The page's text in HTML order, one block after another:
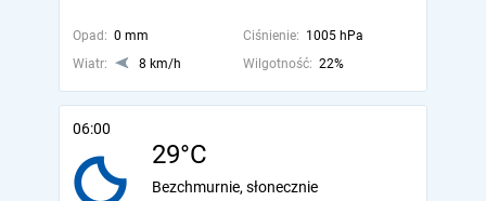
Opad: 0 mm Ciśnienie: 1005 hPa
Wiatr:
8 km/h Wilgotność: 22%
06:00
29°C
Bezchmurnie, słonecznie